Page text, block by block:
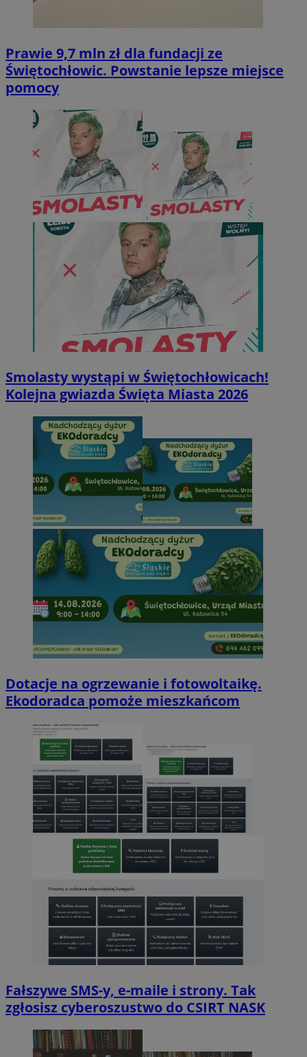
Prawie 9,7 mln zł dla fundacji ze
Świętochłowic. Powstanie lepsze miejsce
pomocy
Smolasty wystąpi w Świętochłowicach!
Kolejna gwiazda Święta Miasta 2026
Dotacje na ogrzewanie i fotowoltaikę.
Ekodoradca pomoże mieszkańcom
Fałszywe SMS-y, e-maile i strony. Tak
zgłosisz cyberoszustwo do CSIRT NASK